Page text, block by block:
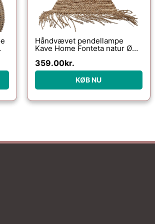
Håndvævet pendellampe
Kave Home Fonteta natur Ø40
359.00kr.
KØB NU